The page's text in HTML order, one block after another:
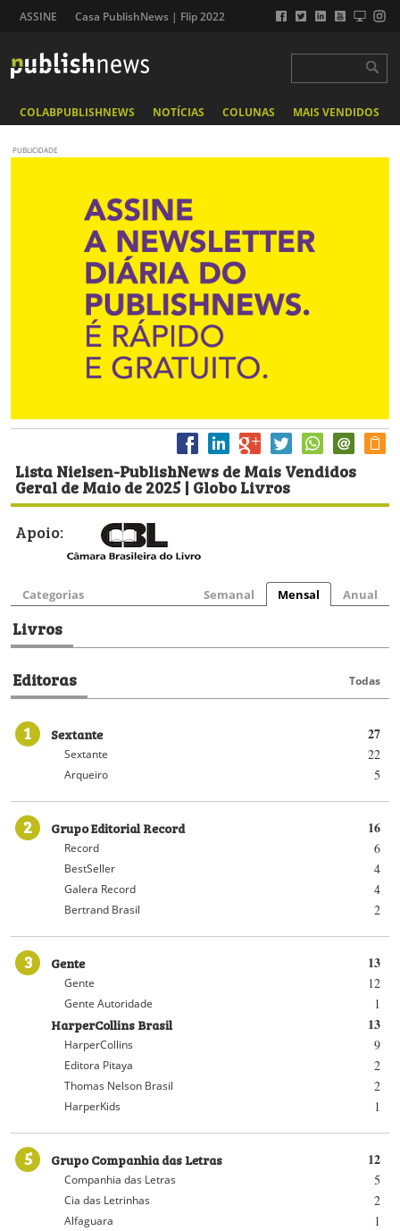
ASSINE Casa PublishNews | Flip 2022
COLABPUBLISHNEWS NOTÍCIAS COLUNAS MAIS VENDIDOS
PUBLICIDADE
Lista Nielsen-PublishNews de Mais Vendidos
Geral de Maio de 2025 | Globo Livros
Apoio:
Categorias Semanal Mensal Anual
Livros
Editoras Todas
1 27
Sextante
22
Sextante
5
Arqueiro
2 16
Grupo Editorial Record
6
Record
4
BestSeller
4
Galera Record
2
Bertrand Brasil
3 13
Gente
12
Gente
1
Gente Autoridade
13
HarperCollins Brasil
9
HarperCollins
2
Editora Pitaya
2
Thomas Nelson Brasil
1
HarperKids
5 12
Grupo Companhia das Letras
5
Companhia das Letras
2
Cia das Letrinhas
1
Alfaguara